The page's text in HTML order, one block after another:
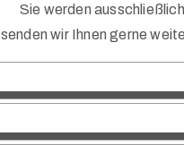
Sie werden
senden wir Ihnen gerne